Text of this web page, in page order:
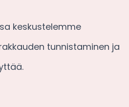
keskustelemme
tunnistaminen ja